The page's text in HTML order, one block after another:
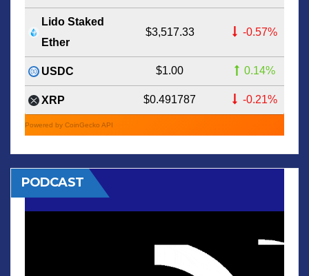
Lido Staked
Ether
$3,517.33 -0.57%
USDC $1.00 0.14%
XRP $0.491787 -0.21%
Powered by CoinGecko API
PODCAST